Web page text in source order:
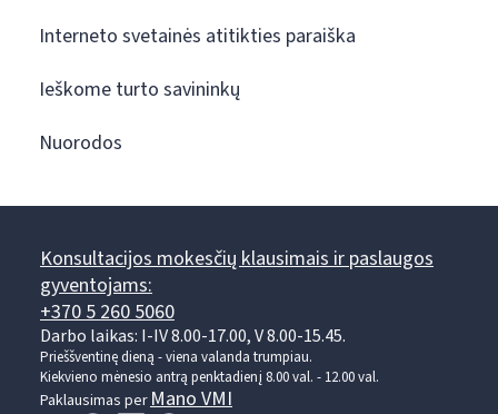
Interneto svetainės atitikties paraiška
Ieškome turto savininkų
Nuorodos
Konsultacijos mokesčių klausimais ir paslaugos
gyventojams:
+370 5 260 5060
Darbo laikas: I-IV 8.00-17.00, V 8.00-15.45.
Prieššventinę dieną - viena valanda trumpiau.
Kiekvieno mėnesio antrą penktadienį 8.00 val. - 12.00 val.
Paklausimas per Mano VMI